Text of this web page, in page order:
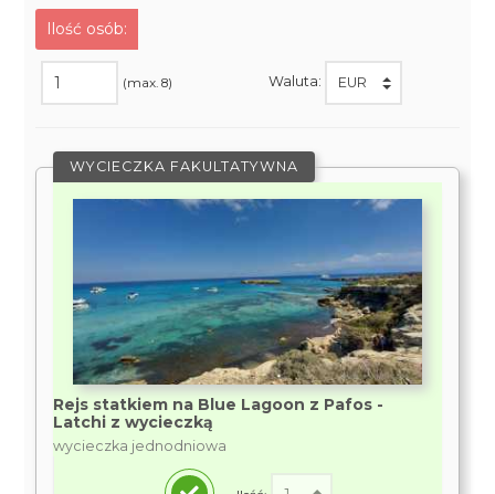
Ilość osób:
(max. 8) Waluta:
WYCIECZKA FAKULTATYWNA
Rejs statkiem na Blue Lagoon z Pafos -
Latchi z wycieczką
wycieczka jednodniowa